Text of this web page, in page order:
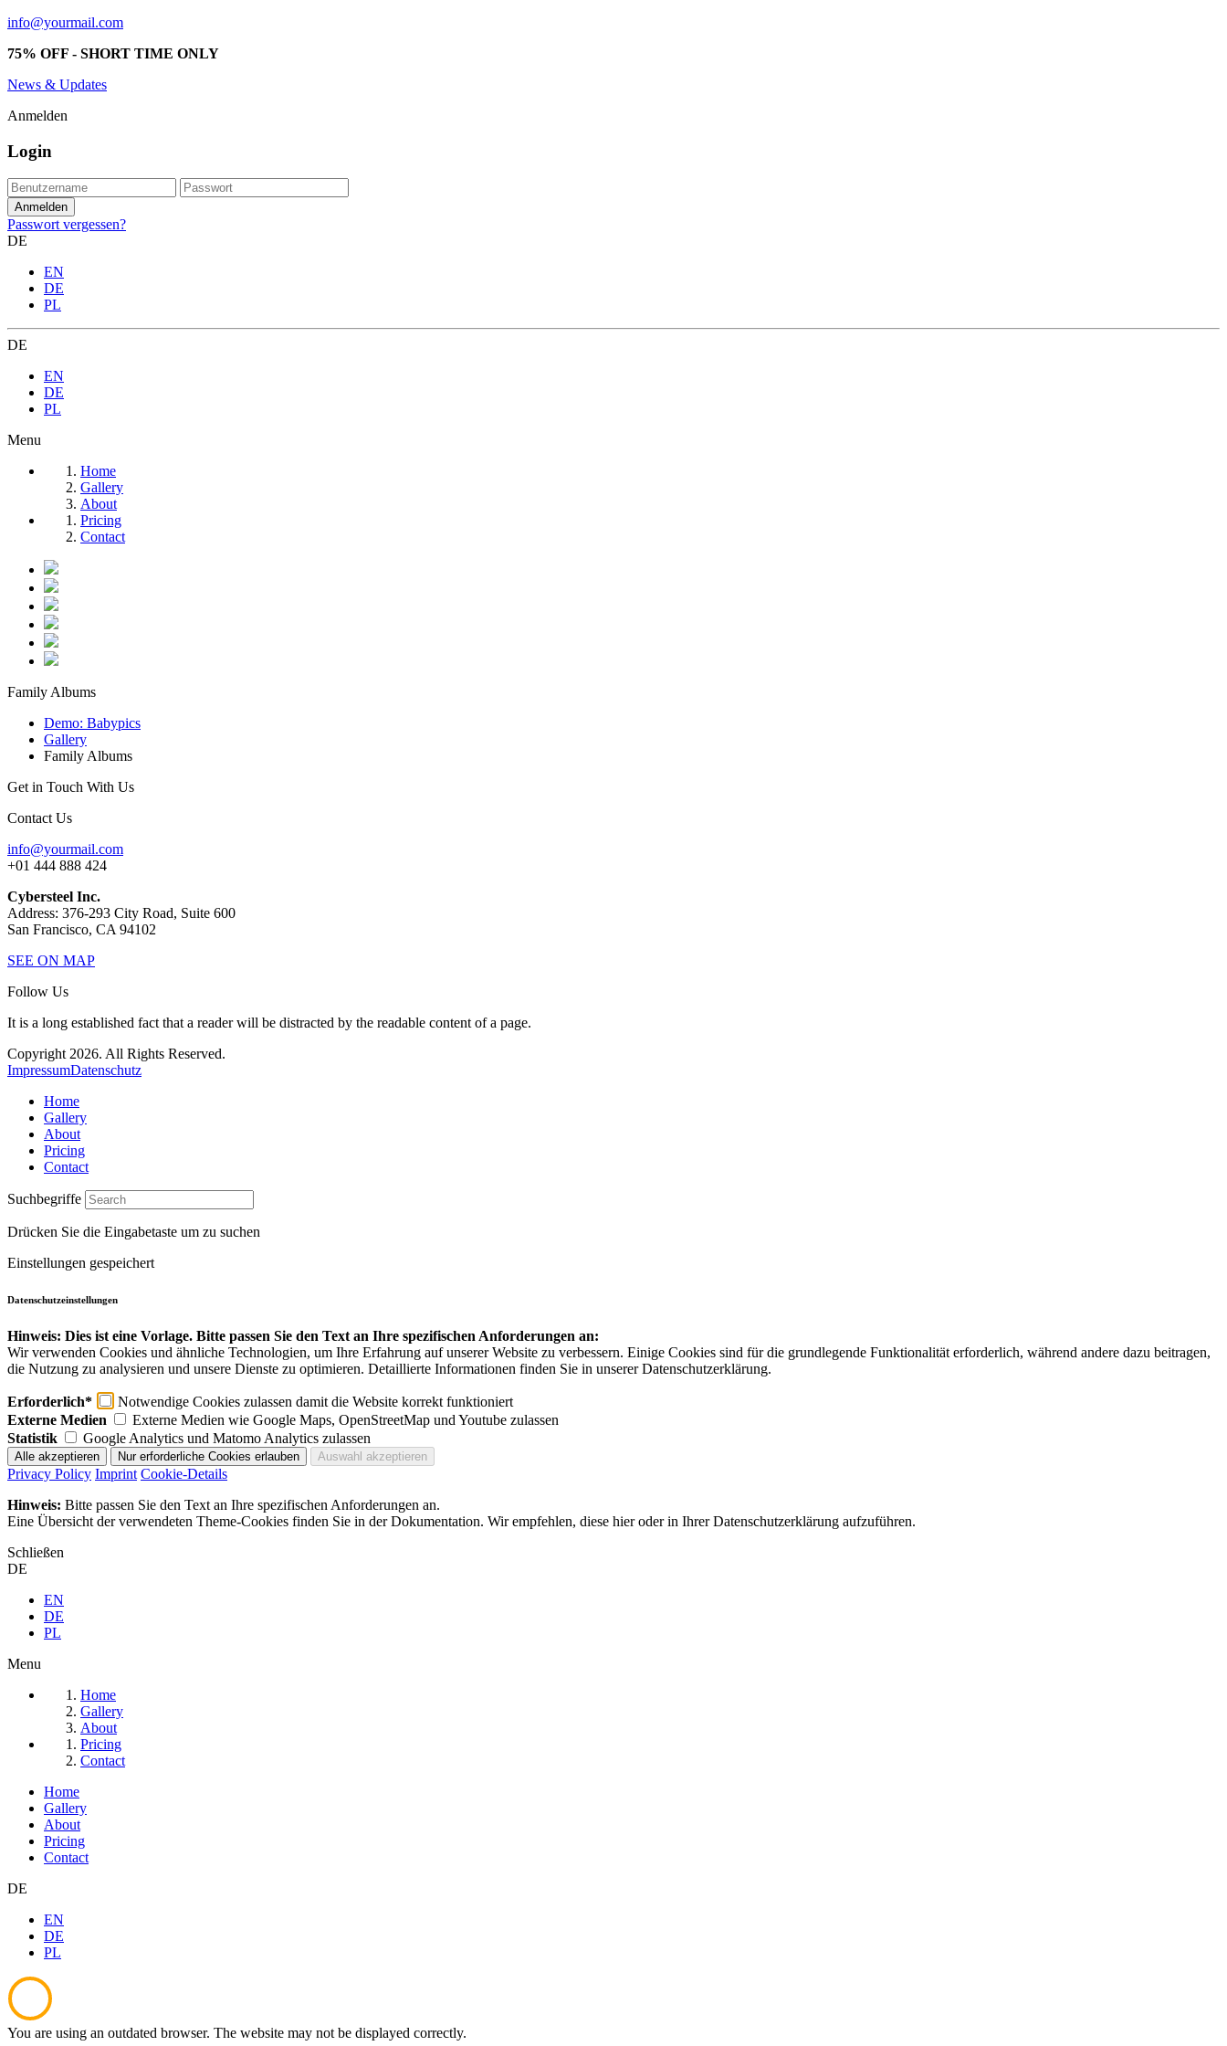
info@yourmail.com
75% OFF - SHORT TIME ONLY
News & Updates
Anmelden
Login
Passwort vergessen?
DE
EN
DE
PL
DE
EN
DE
PL
Menu
Home
Gallery
About
Pricing
Contact
Family Albums
Demo: Babypics
Gallery
Family Albums
Get in Touch With Us
Contact Us
info@yourmail.com
+01 444 888 424
Cybersteel Inc.
Address: 376-293 City Road, Suite 600
San Francisco, CA 94102
SEE ON MAP
Follow Us
It is a long established fact that a reader will be distracted by the readable content of a page.
Copyright 2026. All Rights Reserved.
ImpressumDatenschutz
Home
Gallery
About
Pricing
Contact
Suchbegriffe
Drücken Sie die Eingabetaste um zu suchen
Einstellungen gespeichert
Datenschutzeinstellungen
Hinweis: Dies ist eine Vorlage. Bitte passen Sie den Text an Ihre spezifischen Anforderungen an:
Wir verwenden Cookies und ähnliche Technologien, um Ihre Erfahrung auf unserer Website zu verbessern. Einige Cookies sind für die grundlegende Funktionalität erforderlich, während andere dazu beitragen,
die Nutzung zu analysieren und unsere Dienste zu optimieren. Detaillierte Informationen finden Sie in unserer Datenschutzerklärung.
Erforderlich*
Notwendige Cookies zulassen damit die Website korrekt funktioniert
Externe Medien
Externe Medien wie Google Maps, OpenStreetMap und Youtube zulassen
Statistik
Google Analytics und Matomo Analytics zulassen
Privacy Policy Imprint Cookie-Details
Hinweis: Bitte passen Sie den Text an Ihre spezifischen Anforderungen an.
Eine Übersicht der verwendeten Theme-Cookies finden Sie in der Dokumentation. Wir empfehlen, diese hier oder in Ihrer Datenschutzerklärung aufzuführen.
Schließen
DE
EN
DE
PL
Menu
Home
Gallery
About
Pricing
Contact
Home
Gallery
About
Pricing
Contact
DE
EN
DE
PL
You are using an outdated browser. The website may not be displayed correctly.